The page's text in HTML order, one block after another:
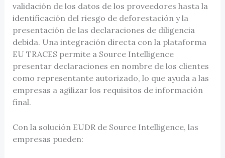
validación de los datos de los proveedores hasta la
identificación del riesgo de deforestación y la
presentación de las declaraciones de diligencia
debida. Una integración directa con la plataforma
EU TRACES permite a Source Intelligence
presentar declaraciones en nombre de los clientes
como representante autorizado, lo que ayuda a las
empresas a agilizar los requisitos de información
final.
Con la solución EUDR de Source Intelligence, las
empresas pueden: